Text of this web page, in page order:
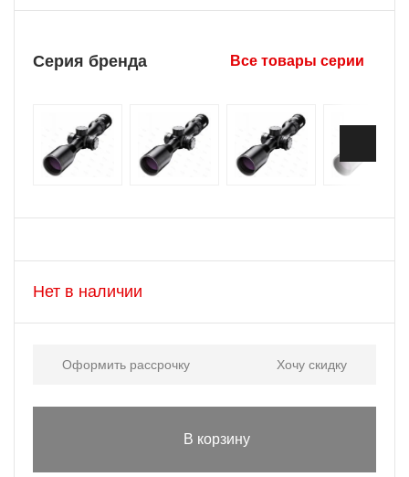
Серия бренда Все товары серии
Нет в наличии
Оформить рассрочку Хочу скидку
В корзину